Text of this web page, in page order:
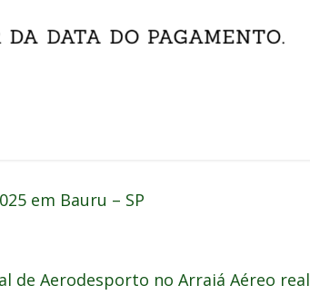
em Bauru – SP
de Aerodesporto no Arraiá Aéreo